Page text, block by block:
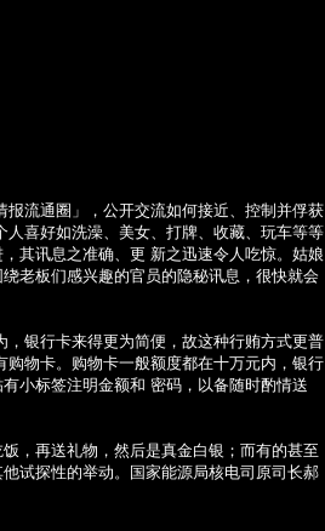
流通圈」，公开交流如何接近、控制并俘获
喜好如洗澡、美女、打牌、收藏、玩车等等
其讯息之准确、更 新之迅速令人吃惊。姑娘
老板们感兴趣的官员的隐秘讯息，很快就会
银行卡来得更为简便，故这种行贿方式更普
物卡。购物卡一般额度都在十万元内，银行
小标签注明金额和 密码，以备随时酌情送
，再送礼物，然后是真金白银；而有的甚至
试探性的举动。国家能源局核电司原司长郝